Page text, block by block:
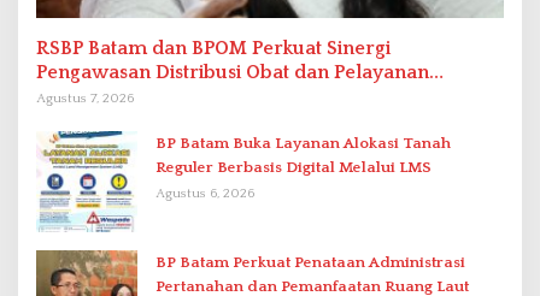
RSBP Batam dan BPOM Perkuat Sinergi
Pengawasan Distribusi Obat dan Pelayanan
Kefarmasian
Agustus 7, 2026
BP Batam Buka Layanan Alokasi Tanah
Reguler Berbasis Digital Melalui LMS
Agustus 6, 2026
BP Batam Perkuat Penataan Administrasi
Pertanahan dan Pemanfaatan Ruang Laut